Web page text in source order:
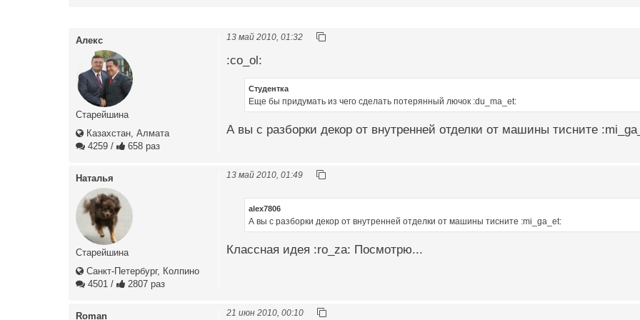
Алекс
Старейшина
Казахстан, Алмата
4259 / 658 раз
13 май 2010, 01:32
:co_ol:
Студентка
Еще бы придумать из чего сделать потерянный лючок :du_ma_et:
А вы с разборки декор от внутренней отделки от машины тисните
Наталья
Старейшина
Санкт-Петербург, Колпино
4501 / 2807 раз
13 май 2010, 01:49
alex7806
А вы с разборки декор от внутренней отделки от машины тисните :mi_ga_et:
Классная идея :ro_za: Посмотрю...
Roman 21 июн 2010, 00:10